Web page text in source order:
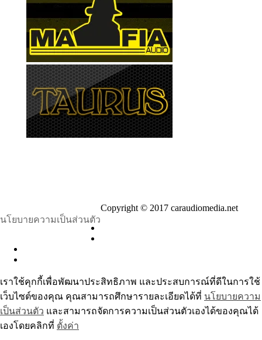
นโยบายความเป็นส่วนตัว
Copyright © 2017 caraudiomedia.net
เราใช้คุกกี้เพื่อพัฒนาประสิทธิภาพ และประสบการณ์ที่ดีในการใช้
เว็บไซต์ของคุณ คุณสามารถศึกษารายละเอียดได้ที่ นโยบายความ
เป็นส่วนตัว และสามารถจัดการความเป็นส่วนตัวเองได้ของคุณได้
เองโดยคลิกที่ ตั้งค่า